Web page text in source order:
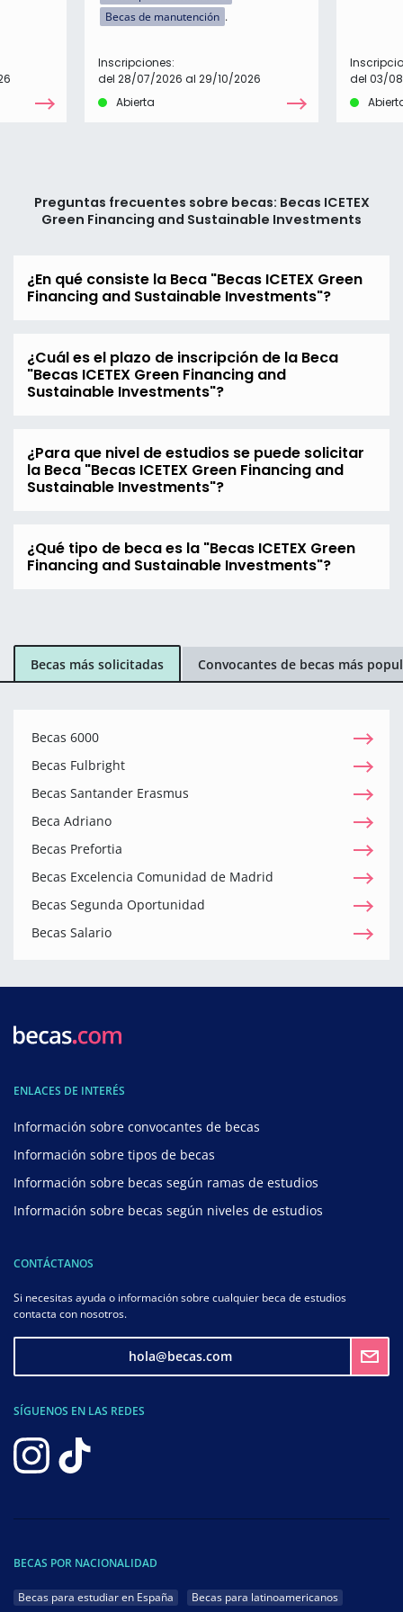
Becas de manutención
Inscripciones:
del 28/07/2026 al 29/10/2026
Abierta
del 03/
Preguntas frecuentes sobre becas: Becas ICETEX
Green Financing and Sustainable Investments
¿En qué consiste la Beca "Becas ICETEX Green
Financing and Sustainable Investments"?
¿Cuál es el plazo de inscripción de la Beca
"Becas ICETEX Green Financing and
Sustainable Investments"?
¿Para que nivel de estudios se puede solicitar
la Beca "Becas ICETEX Green Financing and
Sustainable Investments"?
¿Qué tipo de beca es la "Becas ICETEX Green
Financing and Sustainable Investments"?
Becas más solicitadas Convocantes de becas más
Becas 6000
Becas Fulbright
Becas Santander Erasmus
Beca Adriano
Becas Prefortia
Becas Excelencia Comunidad de Madrid
Becas Segunda Oportunidad
Becas Salario
ENLACES DE INTERÉS
Información sobre convocantes de becas
Información sobre tipos de becas
Información sobre becas según ramas de estudios
Información sobre becas según niveles de estudios
CONTÁCTANOS
Si necesitas ayuda o información sobre cualquier beca de estudios
contacta con nosotros.
hola@becas.com
SÍGUENOS EN LAS REDES
BECAS POR NACIONALIDAD
Becas para estudiar en España Becas para latinoamericanos